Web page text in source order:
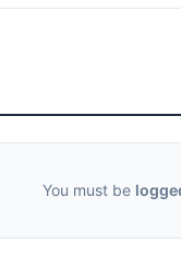
You must be